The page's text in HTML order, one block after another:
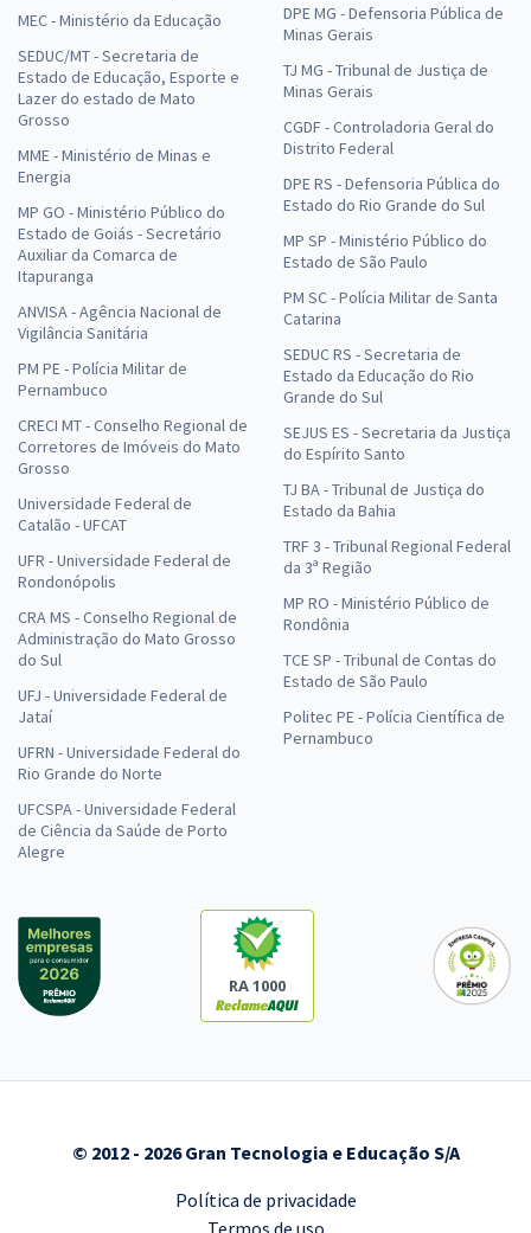
MEC - Ministério da Educação
SEDUC/MT - Secretaria de
Estado de Educação, Esporte e
Lazer do estado de Mato
Grosso
MME - Ministério de Minas e
Energia
MP GO - Ministério Público do
Estado de Goiás - Secretário
Auxiliar da Comarca de
Itapuranga
ANVISA - Agência Nacional de
Vigilância Sanitária
PM PE - Polícia Militar de
Pernambuco
CRECI MT - Conselho Regional de
Corretores de Imóveis do Mato
Grosso
Universidade Federal de
Catalão - UFCAT
UFR - Universidade Federal de
Rondonópolis
CRA MS - Conselho Regional de
Administração do Mato Grosso
do Sul
UFJ - Universidade Federal de
Jataí
UFRN - Universidade Federal do
Rio Grande do Norte
UFCSPA - Universidade Federal
de Ciência da Saúde de Porto
Alegre
DPE MG - Defensoria Pública de
Minas Gerais
TJ MG - Tribunal de Justiça de
Minas Gerais
CGDF - Controladoria Geral do
Distrito Federal
DPE RS - Defensoria Pública do
Estado do Rio Grande do Sul
MP SP - Ministério Público do
Estado de São Paulo
PM SC - Polícia Militar de Santa
Catarina
SEDUC RS - Secretaria de
Estado da Educação do Rio
Grande do Sul
SEJUS ES - Secretaria da Justiça
do Espírito Santo
TJ BA - Tribunal de Justiça do
Estado da Bahia
TRF 3 - Tribunal Regional Federal
da 3ª Região
MP RO - Ministério Público de
Rondônia
TCE SP - Tribunal de Contas do
Estado de São Paulo
Politec PE - Polícia Científica de
Pernambuco
RA 1000
© 2012 - 2026 Gran Tecnologia e Educação S/A
Política de privacidade
Termos de uso